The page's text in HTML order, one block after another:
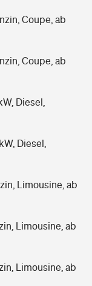
Coupe, ab
Coupe, ab
Diesel,
Diesel,
Limousine, ab
Limousine, ab
Limousine, ab